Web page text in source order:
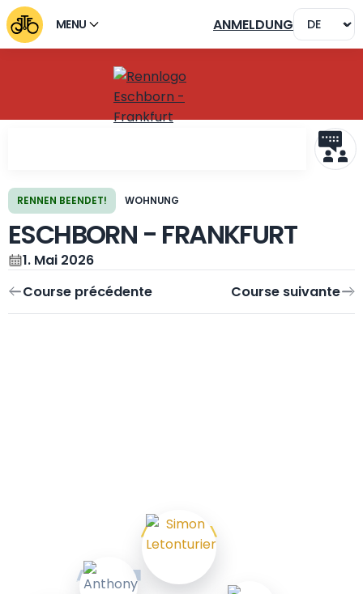
MENU ANMELDUNG
RENNEN BEENDET! WOHNUNG
ESCHBORN - FRANKFURT
1. Mai 2026
Course précédente Course suivante